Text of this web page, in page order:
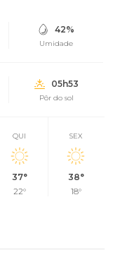
42%
Umidade
05h53
Pôr do sol
QUI
37°
22°
SEX
38°
18°